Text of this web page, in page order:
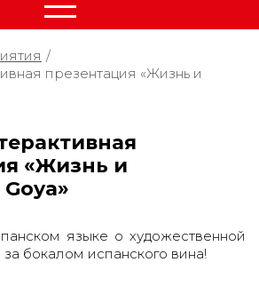
/
презентация «Жизнь и
«Жизнь и
языке о художественной
бокалом испанского вина!